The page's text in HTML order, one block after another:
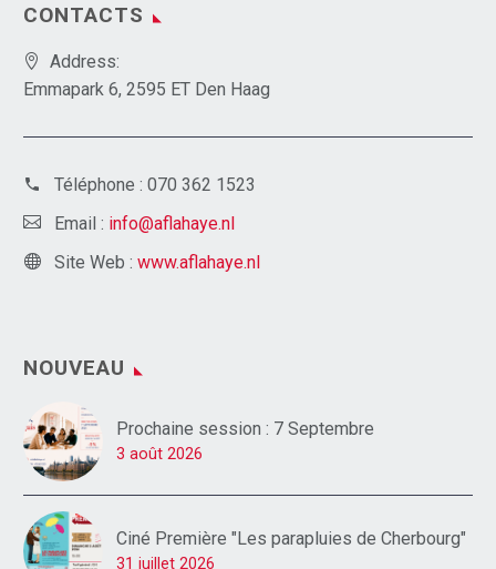
CONTACTS
Address:
Emmapark 6, 2595 ET Den Haag
Téléphone : 070 362 1523
Email : info@aflahaye.nl
Site Web : www.aflahaye.nl
NOUVEAU
Prochaine session : 7 Septembre
3 août 2026
Ciné Première "Les parapluies de Cherbourg"
31 juillet 2026